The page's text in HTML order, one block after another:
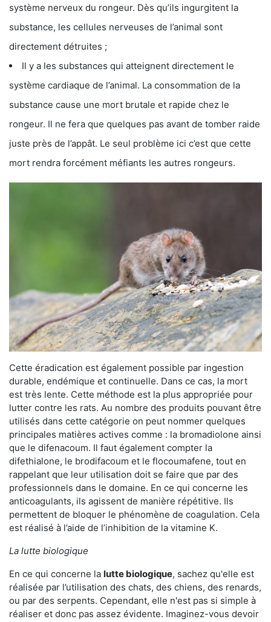
système nerveux du rongeur. Dès qu’ils ingurgitent la
substance, les cellules nerveuses de l’animal sont
directement détruites ;
Il y a les substances qui atteignent directement le
système cardiaque de l’animal. La consommation de la
substance cause une mort brutale et rapide chez le
rongeur. Il ne fera que quelques pas avant de tomber raide
juste près de l’appât. Le seul problème ici c’est que cette
mort rendra forcément méfiants les autres rongeurs.
Cette éradication est également possible par ingestion
durable, endémique et continuelle. Dans ce cas, la mort
est très lente. Cette méthode est la plus appropriée pour
lutter contre les rats. Au nombre des produits pouvant être
utilisés dans cette catégorie on peut nommer quelques
principales matières actives comme : la bromadiolone ainsi
que le difenacoum. Il faut également compter la
difethialone, le brodifacoum et le flocoumafene, tout en
rappelant que leur utilisation doit se faire que par des
professionnels dans le domaine. En ce qui concerne les
anticoagulants, ils agissent de manière répétitive. Ils
permettent de bloquer le phénomène de coagulation. Cela
est réalisé à l’aide de l’inhibition de la vitamine K.
La lutte biologique
En ce qui concerne la lutte biologique, sachez qu'elle est
réalisée par l’utilisation des chats, des chiens, des renards,
ou par des serpents. Cependant, elle n'est pas si simple à
réaliser et donc pas assez évidente. Imaginez-vous devoir